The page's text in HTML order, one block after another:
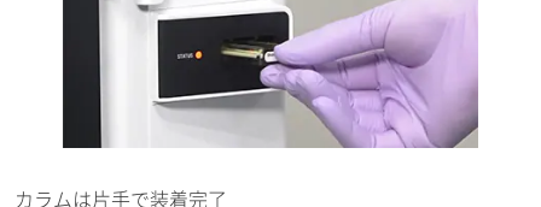
カラムは片手で装着完了